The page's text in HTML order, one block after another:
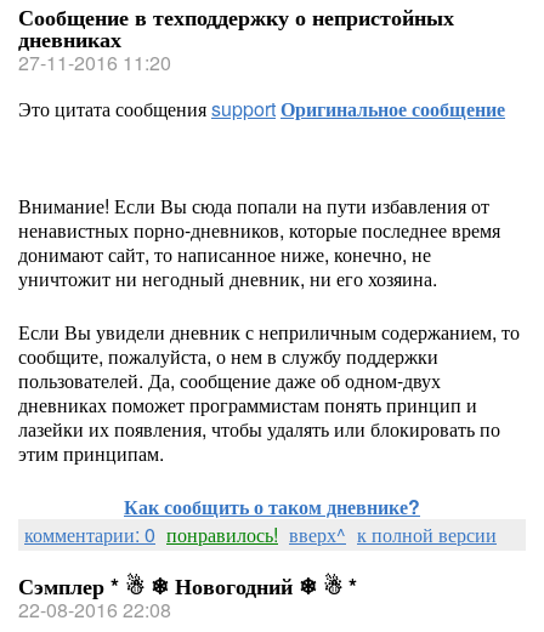
Сообщение в техподдержку о непристойных
дневниках
27-11-2016 11:20
Это цитата сообщенияsupportОригинальное сообщение
Внимание! Если Вы сюда попали на пути избавления от
ненавистных порно-дневников, которые последнее время
донимают сайт, то написанное ниже, конечно, не
уничтожит ни негодный дневник, ни его хозяина.
Если Вы увидели дневник с неприличным содержанием, то
сообщите, пожалуйста, о нем в службу поддержки
пользователей. Да, сообщение даже об одном-двух
дневниках поможет программистам понять принцип и
лазейки их появления, чтобы удалять или блокировать по
этим принципам.
Как сообщить о таком дневнике?
комментарии: 0 понравилось! вверх^ к полной версии
Сэмплер * ☃ ❄ Новогодний ❄ ☃ *
22-08-2016 22:08